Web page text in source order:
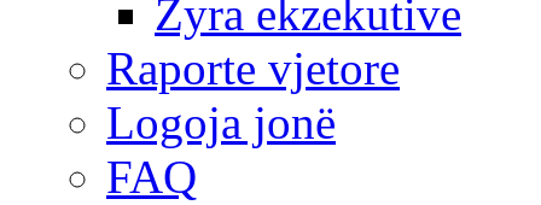
Zyra ekzekutive
Raporte vjetore
Logoja jonë
FAQ